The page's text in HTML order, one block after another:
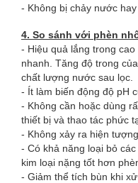
- Không bị chảy nước
4. So sánh với phèn
- Hiệu quả lắng trong
nhanh. Tăng độ trong
chất lượng nước sau lọc.
- Ít làm biến động độ pH
- Không cần hoặc dùng
thiết bị và thao tác phức
- Không xảy ra hiện
- Có khả năng loại bỏ
kim loại nặng tốt hơn
- Giảm thể tích bùn khi xử